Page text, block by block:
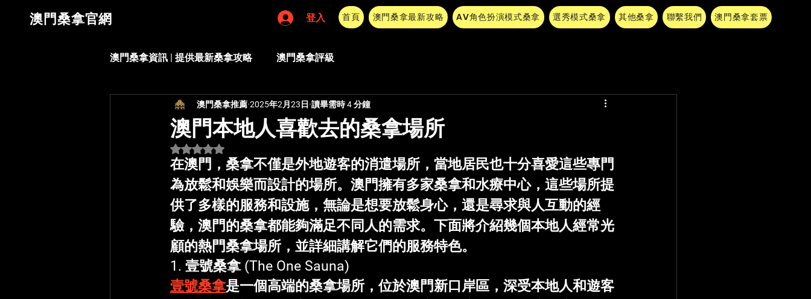
​澳門桑拿官網 登入 首頁 澳門桑拿最新攻略 AV角色扮演模式桑拿 選秀模式桑拿 其他桑拿 聯繫我們 澳門桑拿套票
澳門桑拿資訊 | 提供最新桑拿攻略 澳門桑拿評級
澳門本地人喜歡去的桑拿場所
澳門桑拿推薦 2025年2月23日 讀畢需時 4 分鐘
評等為 NaN（最高為 5 顆星）。
在澳門，桑拿不僅是外地遊客的消遣場所，當地居民也十分喜愛這些專門
為放鬆和娛樂而設計的場所。澳門擁有多家桑拿和水療中心，這些場所提
供了多樣的服務和設施，無論是想要放鬆身心，還是尋求與人互動的經
驗，澳門的桑拿都能夠滿足不同人的需求。下面將介紹幾個本地人經常光
顧的熱門桑拿場所，並詳細講解它們的服務特色。
1. 壹號桑拿 (The One Sauna)
壹號桑拿是一個高端的桑拿場所，位於澳門新口岸區，深受本地人和遊客